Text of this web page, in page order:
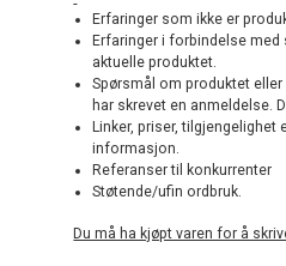
Erfaringer som ikke er
Erfaringer i forbindelse med
aktuelle produktet.
Spørsmål om produktet
har skrevet en anmeldelse.
Linker, priser, tilgjengelighet
informasjon.
Referanser til konkurrenter
Støtende/ufin ordbruk.
Du må ha kjøpt varen for å